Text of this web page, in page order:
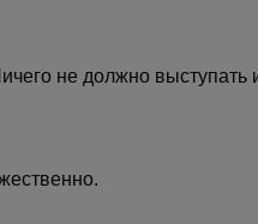
не должно выступать